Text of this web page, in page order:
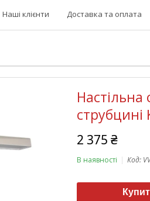
Наші клієнти Доставка та оплата
Настільна
струбцині
2 375 ₴
В наявності Код: